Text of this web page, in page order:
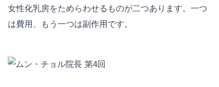
女性化乳房をためらわせるものが二つあります。一つ
は費用、もう一つは副作用です。